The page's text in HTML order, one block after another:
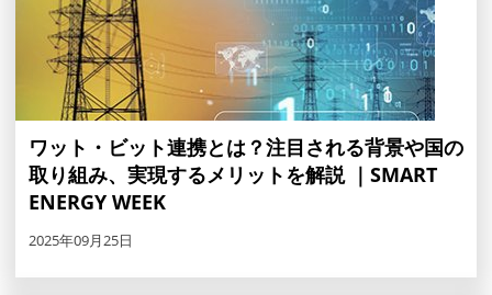
ワット・ビット連携とは？注目される背景や国の
取り組み、実現するメリットを解説 ｜SMART
ENERGY WEEK
2025年09月25日